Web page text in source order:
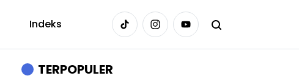
Indeks
TERPOPULER